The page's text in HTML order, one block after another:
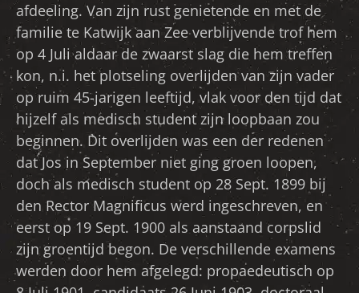
afdeeling. Van zijn rust genietende en met de
familie te Katwijk aan Zee verblijvende trof hem
op 4 Juli aldaar de zwaarst slag die hem treffen
kon, n.i. het plotseling overlijden van zijn vader
op ruim 45-jarigen leeftijd, vlak voor den tijd dat
hijzelf als medisch student zijn loopbaan zou
beginnen. Dit overlijden was een der redenen
dat Jos in September niet ging groen loopen,
doch als medisch student op 28 Sept. 1899 bij
den Rector Magnificus werd ingeschreven, en
eerst op 19 Sept. 1900 als aanstaand corpslid
zijn groentijd begon. De verschillende examens
werden door hem afgelegd: propaedeutisch op